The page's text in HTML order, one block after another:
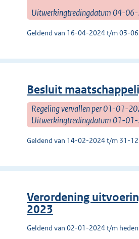
Uitwerkingtredingdatum 04-
Geldend van 16-04-2024 t/m 03-
Besluit
Regeling vervallen per 01-01-
Uitwerkingtredingdatum 01-
Geldend van 14-02-2024 t/m 31-
Verordening
2023
Geldend van 02-01-2024 t/m heden